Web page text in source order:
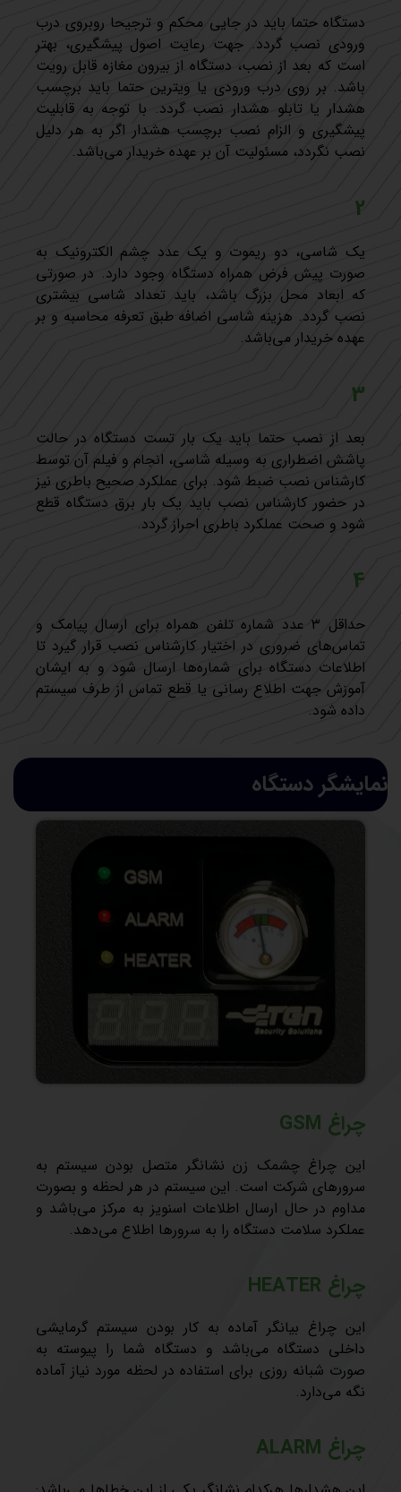
دستگاه حتما باید در جایی محکم و ترجیحا روبروی درب
ورودی نصب گردد. جهت رعایت اصول پیشگیری، بهتر
است که بعد از نصب، دستگاه از بیرون مغازه قابل رویت
باشد. بر روی درب ورودی یا ویترین حتما باید برچسب
هشدار یا تابلو هشدار نصب گردد. با توجه به قابلیت
پیشگیری و الزام نصب برچسب هشدار اگر به هر دلیل
نصب نگردد، مسئولیت آن بر عهده خریدار می‌باشد.
2
یک شاسی، دو ریموت و یک عدد چشم الکترونیک به
صورت پیش فرض همراه دستگاه وجود دارد. در صورتی
که ابعاد محل بزرگ باشد، باید تعداد شاسی بیشتری
نصب گردد. هزینه شاسی اضافه طبق تعرفه محاسبه و بر
عهده خریدار می‌باشد.
3
بعد از نصب حتما باید یک بار تست دستگاه در حالت
پاشش اضطراری به وسیله شاسی، انجام و فیلم آن توسط
کارشناس نصب ضبط شود. برای عملکرد صحیح باطری نیز
در حضور کارشناس نصب باید یک بار برق دستگاه قطع
شود و صحت عملکرد باطری احراز گردد.
4
حداقل ۳ عدد شماره تلفن همراه برای ارسال پیامک و
تماس‌های ضروری در اختیار کارشناس نصب قرار گیرد تا
اطلاعات دستگاه برای شماره‌ها ارسال شود و به ایشان
آموزش جهت اطلاع رسانی یا قطع تماس از طرف سیستم
داده شود.
نمایشگر دستگاه
چراغ GSM
این چراغ چشمک زن نشانگر متصل بودن سیستم به
سرورهای شرکت است. این سیستم در هر لحظه و بصورت
مداوم در حال ارسال اطلاعات اسنویز به مرکز می‌باشد و
عملکرد سلامت دستگاه را به سرورها اطلاع می‌دهد.
چراغ HEATER
این چراغ بیانگر آماده به کار بودن سیستم گرمایشی
داخلی دستگاه می‌باشد و دستگاه شما را پیوسته به
صورت شبانه روزی برای استفاده در لحظه مورد نیاز آماده
نگه می‌دارد.
چراغ ALARM